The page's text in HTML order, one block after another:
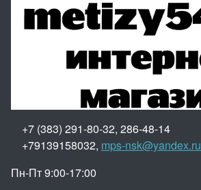
+7 (383) 291-80-32, 286-48-14
+79139158032, mps-nsk@yandex.ru
Пн-Пт 9:00-17:00